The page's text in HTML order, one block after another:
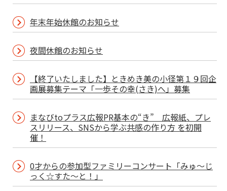
年末年始休館のお知らせ
夜間休館のお知らせ
【終了いたしました】ときめき美の小径第１９回企
画展募集テーマ「一歩その幸(さき)へ」募集
まなびtoプラス広報PR基本の“き” 広報紙、プレ
スリリース、SNSから学ぶ共感の作り方 を初開
催！
0才からの参加型ファミリーコンサート「みゅ～じ
っく☆すた～と！」